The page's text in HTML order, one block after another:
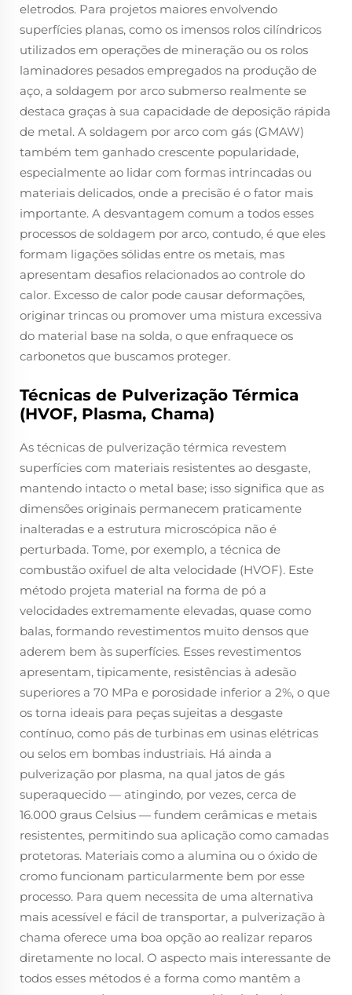
eletrodos. Para projetos maiores envolvendo
superfícies planas, como os imensos rolos cilíndricos
utilizados em operações de mineração ou os rolos
laminadores pesados empregados na produção de
aço, a soldagem por arco submerso realmente se
destaca graças à sua capacidade de deposição rápida
de metal. A soldagem por arco com gás (GMAW)
também tem ganhado crescente popularidade,
especialmente ao lidar com formas intrincadas ou
materiais delicados, onde a precisão é o fator mais
importante. A desvantagem comum a todos esses
processos de soldagem por arco, contudo, é que eles
formam ligações sólidas entre os metais, mas
apresentam desafios relacionados ao controle do
calor. Excesso de calor pode causar deformações,
originar trincas ou promover uma mistura excessiva
do material base na solda, o que enfraquece os
carbonetos que buscamos proteger.
Técnicas de Pulverização Térmica
(HVOF, Plasma, Chama)
As técnicas de pulverização térmica revestem
superfícies com materiais resistentes ao desgaste,
mantendo intacto o metal base; isso significa que as
dimensões originais permanecem praticamente
inalteradas e a estrutura microscópica não é
perturbada. Tome, por exemplo, a técnica de
combustão oxifuel de alta velocidade (HVOF). Este
método projeta material na forma de pó a
velocidades extremamente elevadas, quase como
balas, formando revestimentos muito densos que
aderem bem às superfícies. Esses revestimentos
apresentam, tipicamente, resistências à adesão
superiores a 70 MPa e porosidade inferior a 2%, o que
os torna ideais para peças sujeitas a desgaste
contínuo, como pás de turbinas em usinas elétricas
ou selos em bombas industriais. Há ainda a
pulverização por plasma, na qual jatos de gás
superaquecido — atingindo, por vezes, cerca de
16.000 graus Celsius — fundem cerâmicas e metais
resistentes, permitindo sua aplicação como camadas
protetoras. Materiais como a alumina ou o óxido de
cromo funcionam particularmente bem por esse
processo. Para quem necessita de uma alternativa
mais acessível e fácil de transportar, a pulverização à
chama oferece uma boa opção ao realizar reparos
diretamente no local. O aspecto mais interessante de
todos esses métodos é a forma como mantêm a